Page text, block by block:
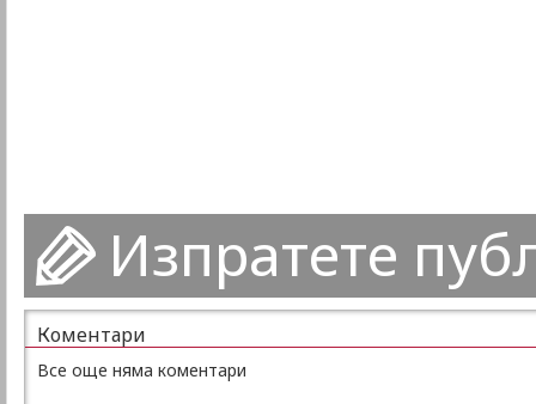
Изпратете
Коментари
Все още няма коментари